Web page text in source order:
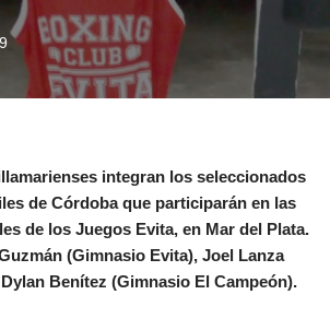
integran los seleccionados
de Córdoba que participarán en las
de los Juegos Evita, en Mar del Plata.
(Gimnasio Evita), Joel Lanza
Benítez (Gimnasio El Campeón).